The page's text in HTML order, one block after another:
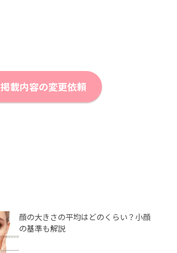
掲載内容の変更依頼
顔の大きさの平均はどのくらい？小顔
の基準も解説